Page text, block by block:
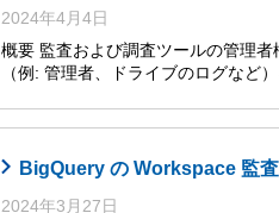
2024年4月4日
概要 監査および調査ツールの管理
（例: 管理者、ドライブのログなど
BigQuery の Workspace 監
2024年3月27日